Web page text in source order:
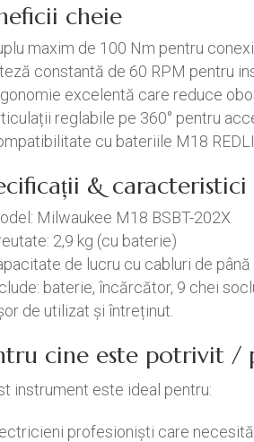
cheie
maxim de 100 Nm pentru
constantă de 60 RPM pentru
excelentă care reduce
reglabile pe 360° pentru
cu bateriile M18
&
Milwaukee M18 BSBT-202X
2,9 kg (cu baterie)
de lucru cu cabluri de până
baterie, încărcător, 9 chei
de utilizat și întreținut.
cine este potrivit /
instrument este ideal pentru:
profesioniști care necesită